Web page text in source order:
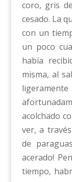
coro, gris
cesado. La
con un
un poco
había
misma, al
acolchado
ver, a
de
acerado!
tiempo,